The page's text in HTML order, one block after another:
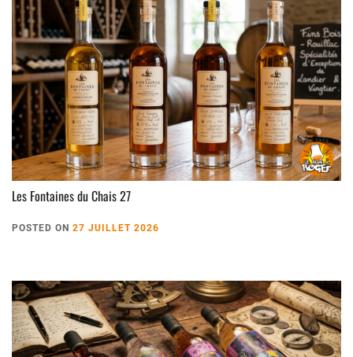
Les Fontaines du Chais 27
POSTED ON 27 JUILLET 2026